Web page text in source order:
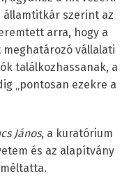
államtitkár szerint az
arra, hogy a
vállalati
találkozhassanak, a
„pontosan ezekre a
János, a kuratórium
és az alapítvány